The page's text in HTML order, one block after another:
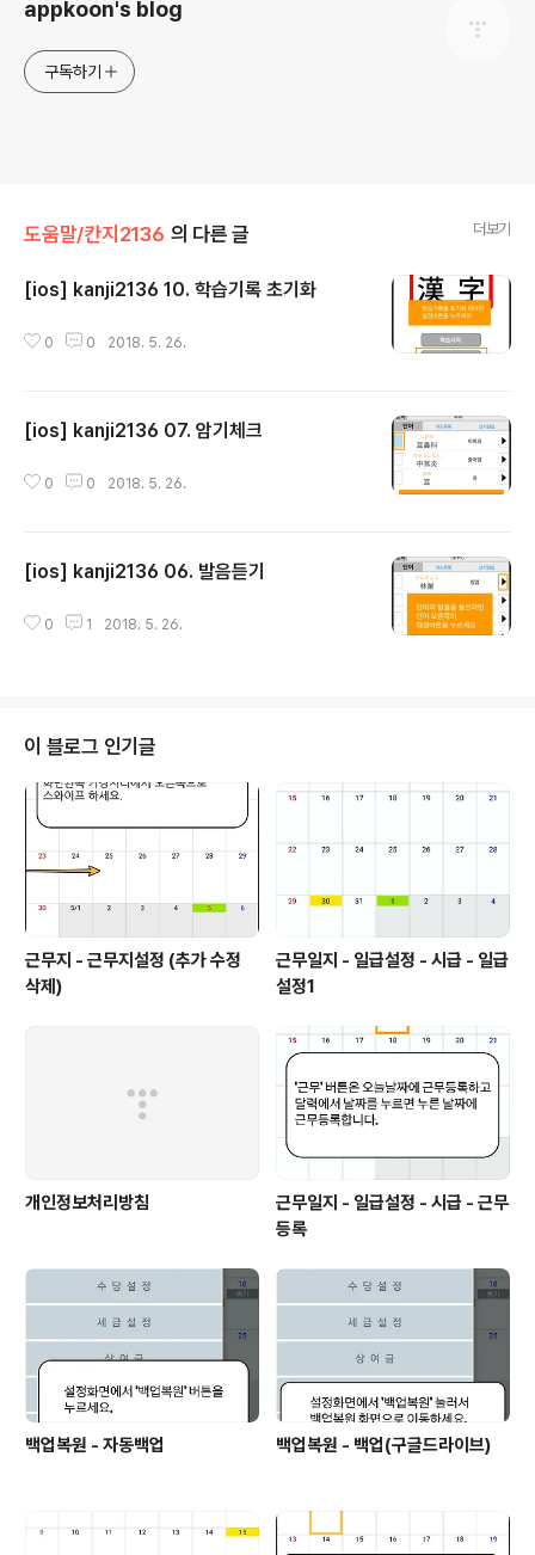
appkoon's blog
구독하기
도움말/칸지2136 의 다른 글 더보기
[ios] kanji2136 10. 학습기록 초기화
0 0 2018. 5. 26.
[ios] kanji2136 07. 암기체크
0 0 2018. 5. 26.
[ios] kanji2136 06. 발음듣기
0 1 2018. 5. 26.
이 블로그 인기글
근무지 - 근무지설정 (추가 수정
삭제)
근무일지 - 일급설정 - 시급 - 일급
설정1
개인정보처리방침
근무일지 - 일급설정 - 시급 - 근무
등록
백업복원 - 자동백업 백업복원 - 백업(구글드라이브)